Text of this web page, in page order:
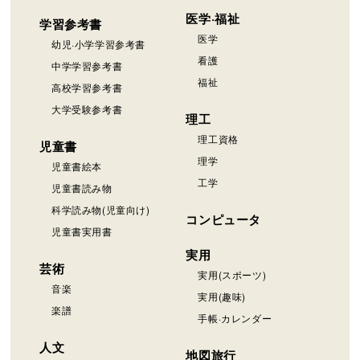
学習参考書
幼児·小学学習参考書
中学学習参考書
高校学習参考書
大学受験参考書
児童書
児童書絵本
児童書読み物
科学読み物(児童向け)
児童書実用書
芸術
音楽
楽譜
人文
医学·福祉
医学
看護
福祉
理工
理工資格
理学
工学
コンピュータ
実用
実用(スポーツ)
実用(趣味)
手帳·カレンダー
地図旅行